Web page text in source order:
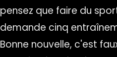
pensez que faire du
demande cinq
Bonne nouvelle, c'est